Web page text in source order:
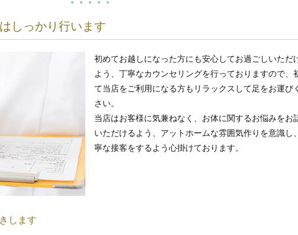
しっかり行います
初めてお越しになった方にも安心してお過ごしいただ
よう、丁寧なカウンセリングを行っておりますので、
て当店をご利用になる方もリラックスして足をお運び
さい。
当店はお客様に気兼ねなく、お体に関するお悩みをお
いただけるよう、アットホームな雰囲気作りを意識し
寧な接客をするよう心掛けております。
します